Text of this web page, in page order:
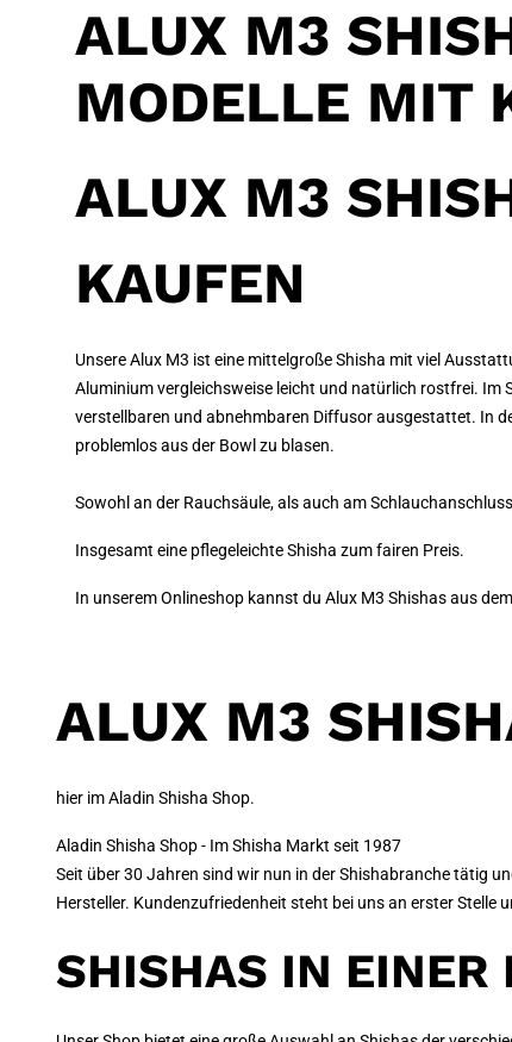
ALUX M3
MODELLE MIT
ALUX M3
KAUFEN
Unsere Alux M3 ist eine mittelgroße Shisha mit viel
Aluminium vergleichsweise leicht und natürlich rostfrei. Im
verstellbaren und abnehmbaren Diffusor ausgestattet. In
problemlos aus der Bowl zu blasen.
Sowohl an der Rauchsäule, als auch am
Insgesamt eine pflegeleichte Shisha zum fairen Preis.
In unserem Onlineshop kannst du Alux M3 Shishas aus
ALUX M3
hier im Aladin Shisha Shop.
Aladin Shisha Shop - Im Shisha Markt seit 1987
Seit über 30 Jahren sind wir nun in der Shishabranche tätig
Hersteller. Kundenzufriedenheit steht bei uns an erster Stelle
SHISHAS IN EINER